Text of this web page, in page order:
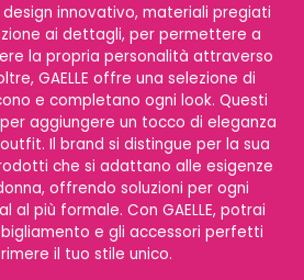
innovativo, materiali pregiati
ai dettagli, per permettere a
la propria personalità attraverso
GAELLE offre una selezione di
e completano ogni look. Questi
aggiungere un tocco di eleganza
Il brand si distingue per la sua
che si adattano alle esigenze
offrendo soluzioni per ogni
al più formale. Con GAELLE, potrai
e gli accessori perfetti
il tuo stile unico.